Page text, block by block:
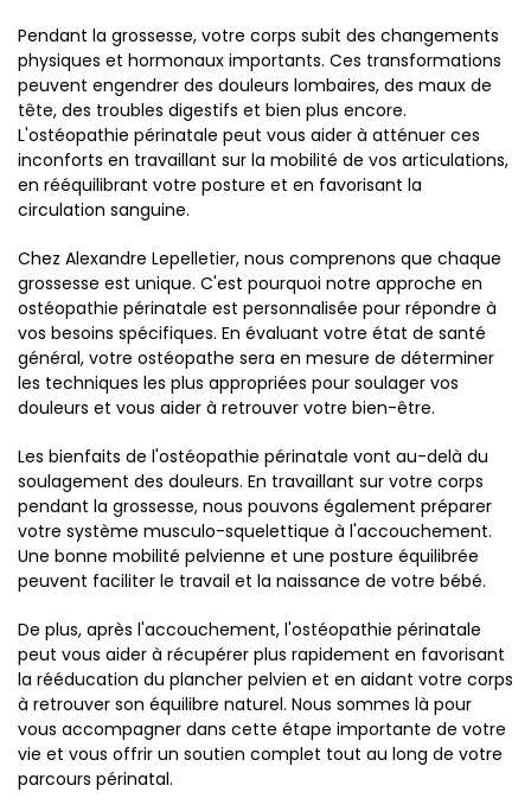
Pendant la grossesse, votre corps subit des changements
physiques et hormonaux importants. Ces transformations
peuvent engendrer des douleurs lombaires, des maux de
tête, des troubles digestifs et bien plus encore.
L'ostéopathie périnatale peut vous aider à atténuer ces
inconforts en travaillant sur la mobilité de vos articulations,
en rééquilibrant votre posture et en favorisant la
circulation sanguine.
Chez Alexandre Lepelletier, nous comprenons que chaque
grossesse est unique. C'est pourquoi notre approche en
ostéopathie périnatale est personnalisée pour répondre à
vos besoins spécifiques. En évaluant votre état de santé
général, votre ostéopathe sera en mesure de déterminer
les techniques les plus appropriées pour soulager vos
douleurs et vous aider à retrouver votre bien-être.
Les bienfaits de l'ostéopathie périnatale vont au-delà du
soulagement des douleurs. En travaillant sur votre corps
pendant la grossesse, nous pouvons également préparer
votre système musculo-squelettique à l'accouchement.
Une bonne mobilité pelvienne et une posture équilibrée
peuvent faciliter le travail et la naissance de votre bébé.
De plus, après l'accouchement, l'ostéopathie périnatale
peut vous aider à récupérer plus rapidement en favorisant
la rééducation du plancher pelvien et en aidant votre corps
à retrouver son équilibre naturel. Nous sommes là pour
vous accompagner dans cette étape importante de votre
vie et vous offrir un soutien complet tout au long de votre
parcours périnatal.